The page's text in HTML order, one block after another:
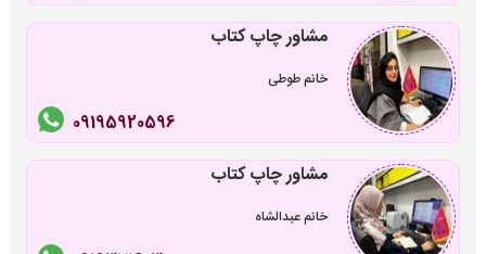
مشاور چاپ کتاب
خانم طوطی
09195920596
مشاور چاپ کتاب
خانم عبدالشاه